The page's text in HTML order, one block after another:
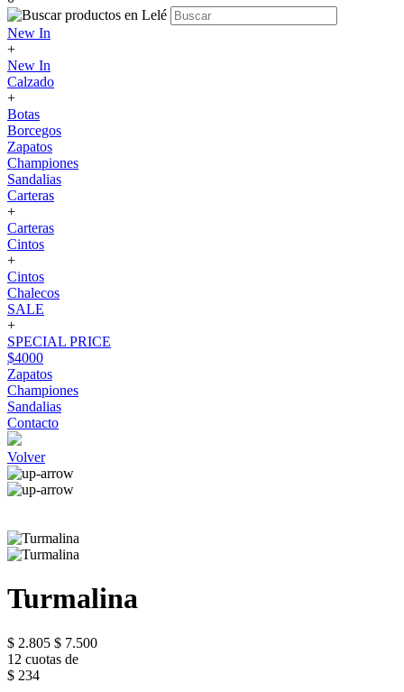
New In
+
New In
Calzado
+
Botas
Borcegos
Zapatos
Championes
Sandalias
Carteras
+
Carteras
Cintos
+
Cintos
Chalecos
SALE
+
SPECIAL PRICE
$4000
Zapatos
Championes
Sandalias
Contacto
Volver
Turmalina
$ 2.805 $ 7.500
12 cuotas de
$ 234